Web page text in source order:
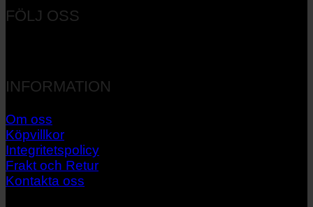
FÖLJ OSS
INFORMATION
Om oss
Köpvillkor
Integritetspolicy
Frakt och Retur
Kontakta oss